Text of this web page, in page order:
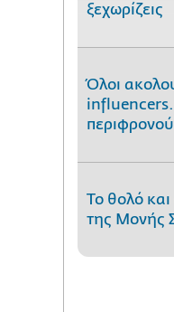
ξεχωρίζεις
Όλοι
influencers.
Το θολό
της Μονής